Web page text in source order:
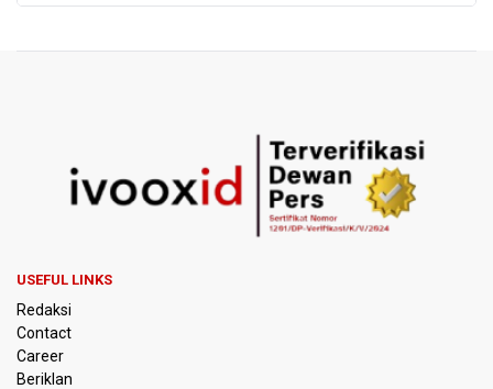
Perumnas Bangun Hunian Bersubsidi dengan Konsep
TOD di Kemayoran
Sebesar 145,3 Miliar Dolar AS
Penjelasan Kemenkes: Pasien BPJS Kesehatan Viral
USEFUL LINKS
Redaksi
Contact
Career
Beriklan